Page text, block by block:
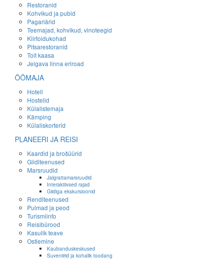
Restoranid
Kohvikud ja pubid
Pagariärid
Teemajad, kohvikud, vinoteegid
Kiirtoidukohad
Pitsarestoranid
Toit kaasa
Jelgava linna eriroad
ÖÖMAJA
Hotell
Hostelid
Külalistemaja
Kämping
Külaliskorterid
PLANEERI JA REISI
Kaardid ja brošüürid
Giiditeenused
Marsruudid
Jalgrattamarsruudid
Interaktiivsed rajad
Giidiga ekskursioonid
Renditeenused
Pulmad ja peod
Turismiinfo
Reisibürood
Kasulik teave
Ostlemine
Kaubanduskeskused
Suveniirid ja kohalik toodang